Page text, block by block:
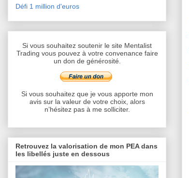
Défi 1 million d'euros
Si vous souhaitez soutenir le site Mentalist
Trading vous pouvez à votre convenance faire
un don de générosité.
Si vous souhaitez que je vous apporte mon
avis sur la valeur de votre choix, alors
n’hésitez pas à me solliciter.
Retrouvez la valorisation de mon PEA dans
les libellés juste en dessous